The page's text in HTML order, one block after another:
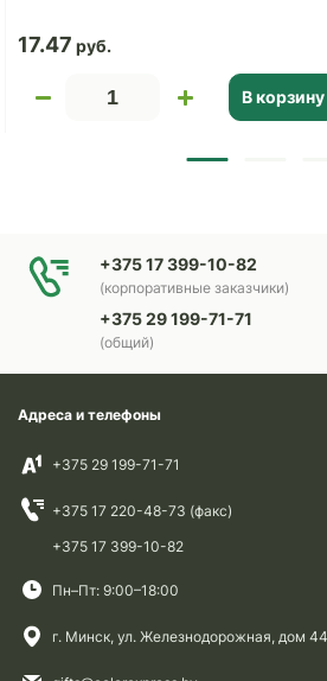
17.47
В корзину
+375 17 399-10-82
(корпоративные заказчики)
+375 29 199-71-71
(общий)
Адреса и телефоны
+375 29 199-71-71
+375 17 220-48-73 (факс)
+375 17 399-10-82
Пн–Пт: 9:00–18:00
г. Минск, ул. Железнодорожная, дом